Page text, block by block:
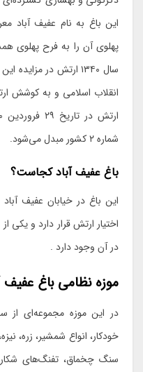
این باغ به نام عفیف آباد
پهلوی آن را به فرح پهلوی
سال ۱۳۴۰ ارتش در
انقلاب اسلامی و به کوشش
شماره ۲ کشور مبدل می‌شود.
باغ عفیف آباد کجاست؟
این باغ در خیابان عفیف
اختیار ارتش قرار دارد و یکی
در آن وجود دارد .
موزه نظامی باغ عفیف
در این موزه مجموعه‌ای از
خودکار، انواع شمشیر، زره،
سنگ چخماق، تفنگ‌های